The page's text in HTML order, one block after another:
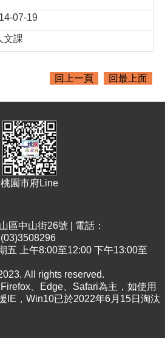
07-19
文課
回上一頁 回最上面
桃園市府Line
區中山街26號 | 電話：
五 上午8:00至12:00 下午13:00至
All rights reserved.
、Edge、Safari為主，如使用
IE，Win10已於2022年6月15日淘汰